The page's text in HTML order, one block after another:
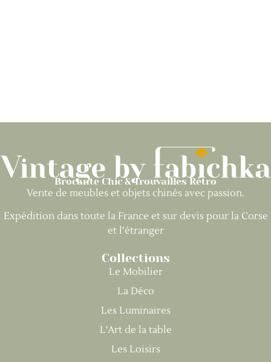
Brocante Chic & Trouvailles Rétro
Vente de meubles et objets chinés avec passion.
Expédition dans toute la France et sur devis pour la Corse
et l’étranger
Collections
Le Mobilier
La Déco
Les Luminaires
L'Art de la table
Les Loisirs